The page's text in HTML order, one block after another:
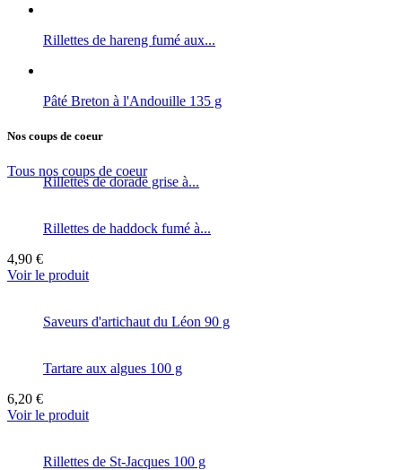
Rillettes de hareng fumé aux...
Pâté Breton à l'Andouille 135 g
Nos coups de coeur
Tous nos coups de coeur
Rillettes de dorade grise à...
Rillettes de haddock fumé à...
4,90 €
Voir le produit
Saveurs d'artichaut du Léon 90 g
Tartare aux algues 100 g
6,20 €
Voir le produit
Rillettes de St-Jacques 100 g